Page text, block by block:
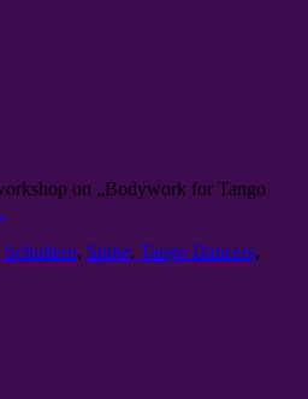
on „Bodywork for Tango
Schultern, Spine, Tango Dancers,